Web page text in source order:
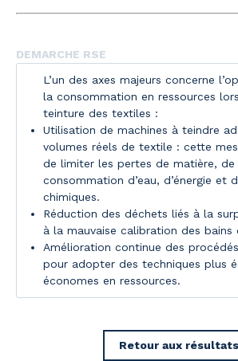
DEMARCHE RSE
L’un des axes majeurs concerne
la consommation en ressources
teinture des textiles :
Utilisation de machines à teindre
volumes réels de textile : cette
de limiter les pertes de matière, de
consommation d’eau, d’énergie et
chimiques.
Réduction des déchets liés à la
à la mauvaise calibration des bains
Amélioration continue des
pour adopter des techniques plus
économes en ressources.
Retour aux résultats